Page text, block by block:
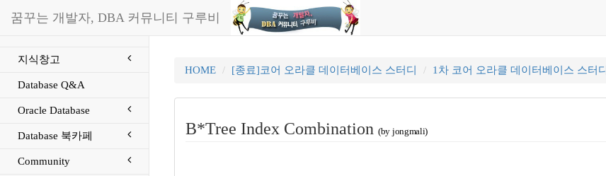
꿈꾸는 개발자, DBA 커뮤니티 구루비
지식창고
Database Q&A
Oracle Database
Database 북카페
Community
HOME [종료]코어 오라클 데이터베이스 스터디 1차 코어 오라클 데이터베이스 스터디
B*Tree Index Combination (by jongmali)